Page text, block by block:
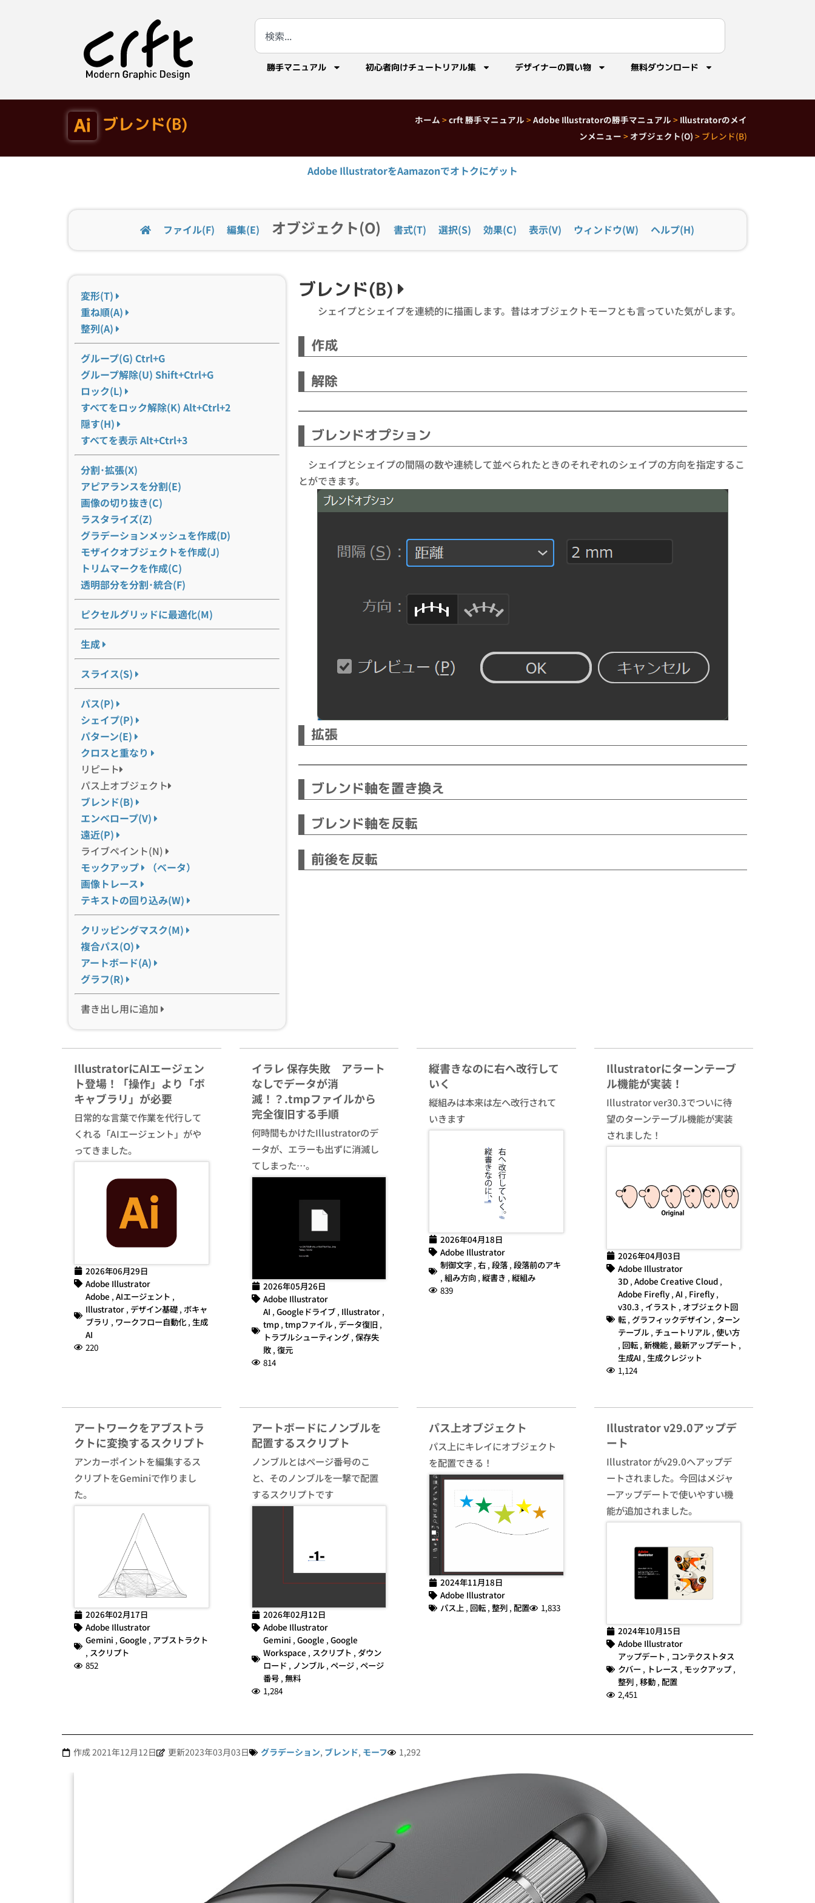
勝手マニュアル 初心者向けチュートリアル集 デザイナーの買い物 無料ダウンロード
ブレンド(B) ホーム >crft 勝手マニュアル >Adobe Illustratorの勝手マニュアル > Illustratorのメイ
ンメニュー > オブジェクト(O) > ブレンド(B)
Adobe IllustratorをAamazonでオトクにゲット
ファイル(F) 編集(E) オブジェクト(O) 書式(T) 選択(S) 効果(C) 表示(V) ウィンドウ(W) ヘルプ(H)
変形(T)
重ね順(A)
整列(A)
グループ(G) Ctrl+G
グループ解除(U) Shift+Ctrl+G
ロック(L)
すべてをロック解除(K) Alt+Ctrl+2
隠す(H)
すべてを表示 Alt+Ctrl+3
分割･拡張(X)
アピアランスを分割(E)
画像の切り抜き(C)
ラスタライズ(Z)
グラデーションメッシュを作成(D)
モザイクオブジェクトを作成(J)
トリムマークを作成(C)
透明部分を分割･統合(F)
ピクセルグリッドに最適化(M)
生成
スライス(S)
パス(P)
シェイプ(P)
パターン(E)
クロスと重なり
リピート
パス上オブジェクト
ブレンド(B)
エンベロープ(V)
遠近(P)
ライブペイント(N)
モックアップ
（ベータ）
画像トレース
テキストの回り込み(W)
クリッピングマスク(M)
複合パス(O)
アートボード(A)
グラフ(R)
書き出し用に追加
ブレンド(B)
シェイプとシェイプを連続的に描画します。昔はオブジェクトモーフとも言っていた気がします。
作成
解除
ブレンドオプション
シェイプとシェイプの間隔の数や連続して並べられたときのそれぞれのシェイプの方向を指定するこ
とができます。
拡張
ブレンド軸を置き換え
ブレンド軸を反転
前後を反転
IllustratorにAIエージェン
ト登場！「操作」より「ボ
キャブラリ」が必要
日常的な言葉で作業を代行して
くれる「AIエージェント」がや
ってきました。
2026年06月29日
Adobe Illustrator
Adobe , AIエージェント ,
Illustrator , デザイン基礎 , ボキャ
ブラリ , ワークフロー自動化 , 生成
AI
220
イラレ 保存失敗 アラート
なしでデータが消
滅！？.tmpファイルから
完全復旧する手順
何時間もかけたIllustratorのデ
ータが、エラーも出ずに消滅し
てしまった…。
2026年05月26日
Adobe Illustrator
AI , Googleドライブ, Illustrator,
tmp, tmpファイル, データ復旧 ,
トラブルシューティング, 保存失
敗, 復元
814
縦書きなのに右へ改行して
いく
縦組みは本来は左へ改行されて
いきます
2026年04月18日
Adobe Illustrator
制御文字 , 右 , 段落 , 段落前のアキ
, 組み方向 , 縦書き , 縦組み
839
Illustratorにターンテーブ
ル機能が実装！
Illustrator ver30.3でついに待
望のターンテーブル機能が実装
されました！
2026年04月03日
Adobe Illustrator
3D, Adobe Creative Cloud,
Adobe Firefly, AI , Firefly,
v30.3 , イラスト , オブジェクト回
転, グラフィックデザイン, ターン
テーブル, チュートリアル, 使い方
, 回転, 新機能, 最新アップデート ,
生成AI , 生成クレジット
1,124
アートワークをアブストラ
クトに変換するスクリプト
アンカーポイントを編集するス
クリプトをGeminiで作りまし
た。
2026年02月17日
Adobe Illustrator
Gemini , Google , アブストラクト
, スクリプト
852
アートボードにノンブルを
配置するスクリプト
ノンブルとはページ番号のこ
と、そのノンブルを一撃で配置
するスクリプトです
2026年02月12日
Adobe Illustrator
Gemini , Google , Google
Workspace , スクリプト , ダウン
ロード , ノンブル, ページ, ページ
番号, 無料
1,284
パス上オブジェクト
パス上にキレイにオブジェクト
を配置できる！
2024年11月18日
Adobe Illustrator
パス上 , 回転 , 整列 , 配置 1,833
Illustrator v29.0アップデ
ート
Illustrator がv29.0へアップデ
ートされました。今回はメジャ
ーアップデートで使いやすい機
能が追加されました。
2024年10月15日
Adobe Illustrator
アップデート , コンテクストタス
クバー, トレース , モックアップ,
整列, 移動, 配置
2,451
作成2021年12月12日 更新2023年03月03日 グラデーション, ブレンド, モーフ 1,292